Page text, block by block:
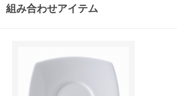
組み合わせアイテム